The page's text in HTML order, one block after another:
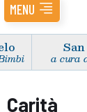
MENU
a cura
Carità